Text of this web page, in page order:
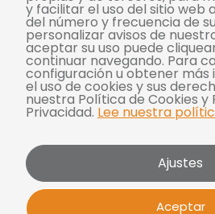
y facilitar el uso del sitio web
del número y frecuencia de
personalizar avisos de
aceptar su uso puede
continuar navegando. Para
configuración u obtener más
el uso de cookies y sus
nuestra Política de Cookies y
Privacidad. Lee nuestra
Ajustes
Aceptar